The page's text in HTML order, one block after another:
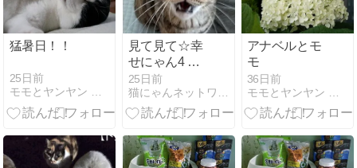
猛暑日！！
25日前
見て見て☆幸
せにゃん4 今
回は譲渡から
4年＆いっく
ん
25日前
アナベルとモ
モ
36日前